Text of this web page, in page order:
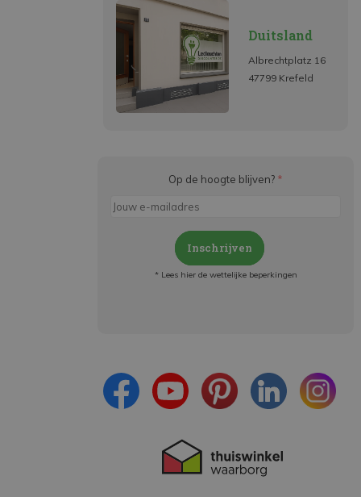
Duitsland
Albrechtplatz 16
47799 Krefeld
Op de hoogte blijven? *
Inschrijven
* Lees hier de wettelijke beperkingen